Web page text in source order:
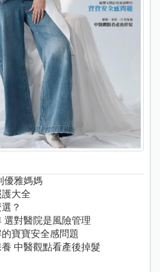
優雅媽媽
大全
？
選對醫院是風險管理
寶寶安全感問題
中醫觀點看產後掉髮